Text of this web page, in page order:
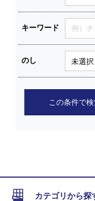
キーワード
のし
この条件で
カテゴリから探